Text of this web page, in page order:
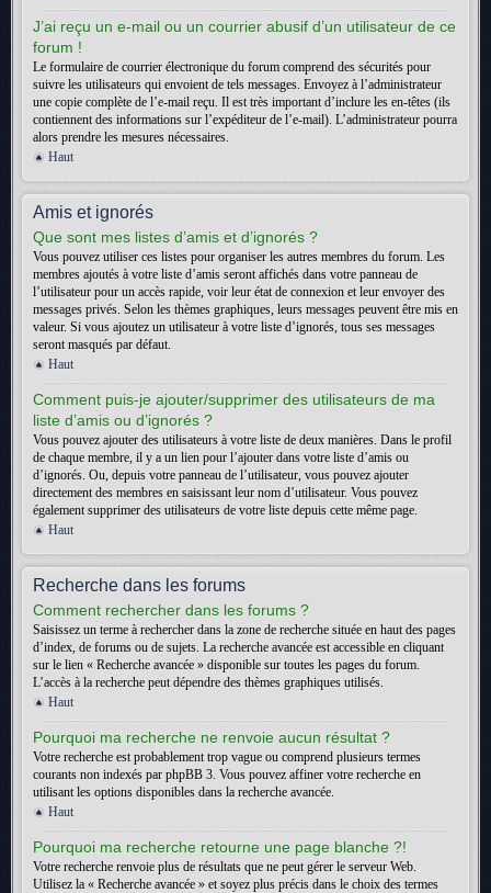
J’ai reçu un e-mail ou un courrier abusif d’un utilisateur de ce
forum !
Le formulaire de courrier électronique du forum comprend des sécurités pour
suivre les utilisateurs qui envoient de tels messages. Envoyez à l’administrateur
une copie complète de l’e-mail reçu. Il est très important d’inclure les en-têtes (ils
contiennent des informations sur l’expéditeur de l’e-mail). L’administrateur pourra
alors prendre les mesures nécessaires.
Haut
Amis et ignorés
Que sont mes listes d’amis et d’ignorés ?
Vous pouvez utiliser ces listes pour organiser les autres membres du forum. Les
membres ajoutés à votre liste d’amis seront affichés dans votre panneau de
l’utilisateur pour un accès rapide, voir leur état de connexion et leur envoyer des
messages privés. Selon les thèmes graphiques, leurs messages peuvent être mis en
valeur. Si vous ajoutez un utilisateur à votre liste d’ignorés, tous ses messages
seront masqués par défaut.
Haut
Comment puis-je ajouter/supprimer des utilisateurs de ma
liste d’amis ou d’ignorés ?
Vous pouvez ajouter des utilisateurs à votre liste de deux manières. Dans le profil
de chaque membre, il y a un lien pour l’ajouter dans votre liste d’amis ou
d’ignorés. Ou, depuis votre panneau de l’utilisateur, vous pouvez ajouter
directement des membres en saisissant leur nom d’utilisateur. Vous pouvez
également supprimer des utilisateurs de votre liste depuis cette même page.
Haut
Recherche dans les forums
Comment rechercher dans les forums ?
Saisissez un terme à rechercher dans la zone de recherche située en haut des pages
d’index, de forums ou de sujets. La recherche avancée est accessible en cliquant
sur le lien « Recherche avancée » disponible sur toutes les pages du forum.
L’accès à la recherche peut dépendre des thèmes graphiques utilisés.
Haut
Pourquoi ma recherche ne renvoie aucun résultat ?
Votre recherche est probablement trop vague ou comprend plusieurs termes
courants non indexés par phpBB 3. Vous pouvez affiner votre recherche en
utilisant les options disponibles dans la recherche avancée.
Haut
Pourquoi ma recherche retourne une page blanche ?!
Votre recherche renvoie plus de résultats que ne peut gérer le serveur Web.
Utilisez la « Recherche avancée » et soyez plus précis dans le choix des termes